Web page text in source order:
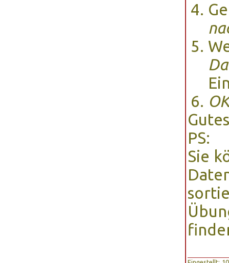
OK
PS:
Sie